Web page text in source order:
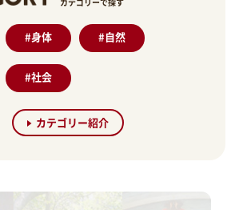
カテゴリー紹介
#身体 #自然
#社会